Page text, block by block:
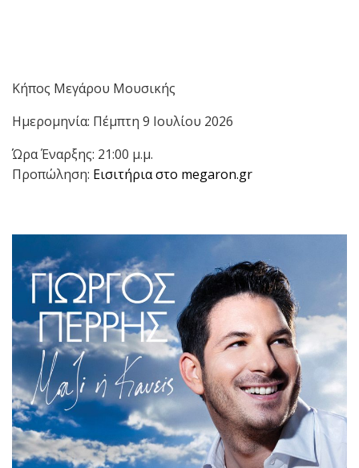
Κήπος Μεγάρου Μουσικής
Ημερομηνία: Πέμπτη 9 Ιουλίου 2026
Ώρα Έναρξης: 21:00 μ.μ.
Προπώληση: Εισιτήρια στο megaron.gr